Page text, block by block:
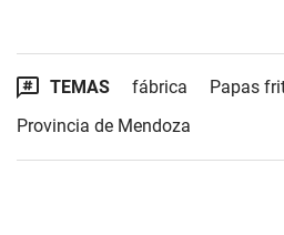
TEMAS fábrica
Papas
Provincia de Mendoza